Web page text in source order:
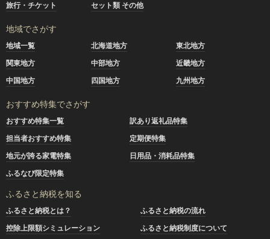
旅行・チケット
セット類 その他
地域でさがす
地域一覧 北海道地方
東北地方
関東地方
中部地方
近畿地方
中国地方
四国地方 九州地方
おすすめ特集でさがす
おすすめ特集一覧
訳あり返礼品特集
担当者おすすめ特集
定期便特集
地元が誇る家電特集
日用品・消耗品特集
ふるなび限定特集
ふるさと納税を知る
ふるさと納税とは？
ふるさと納税の流れ
控除上限額シミュレーション
ふるさと納税制度について